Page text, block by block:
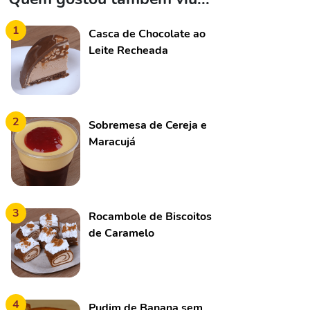
1
Casca de Chocolate ao
Leite Recheada
2
Sobremesa de Cereja e
Maracujá
3
Rocambole de Biscoitos
de Caramelo
4